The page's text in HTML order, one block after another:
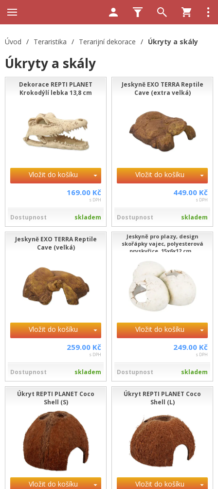
Úvod / Teraristika / Terarijní dekorace / Úkryty a skály
Úkryty a skály
Dekorace REPTI PLANET
Krokodýlí lebka 13,8 cm
Vložit do košíku
169.00 Kč
s DPH
Dostupnost skladem
Jeskyně EXO TERRA Reptile
Cave (extra velká)
Vložit do košíku
449.00 Kč
s DPH
Dostupnost skladem
Jeskyně EXO TERRA Reptile
Cave (velká)
Vložit do košíku
259.00 Kč
s DPH
Dostupnost skladem
Jeskyně pro plazy, design
skořápky vajec, polyesterová
pryskyřice, 15x6x12 cm...
Vložit do košíku
249.00 Kč
s DPH
Dostupnost skladem
Úkryt REPTI PLANET Coco
Shell (S)
Vložit do košíku
Úkryt REPTI PLANET Coco
Shell (L)
Vložit do košíku